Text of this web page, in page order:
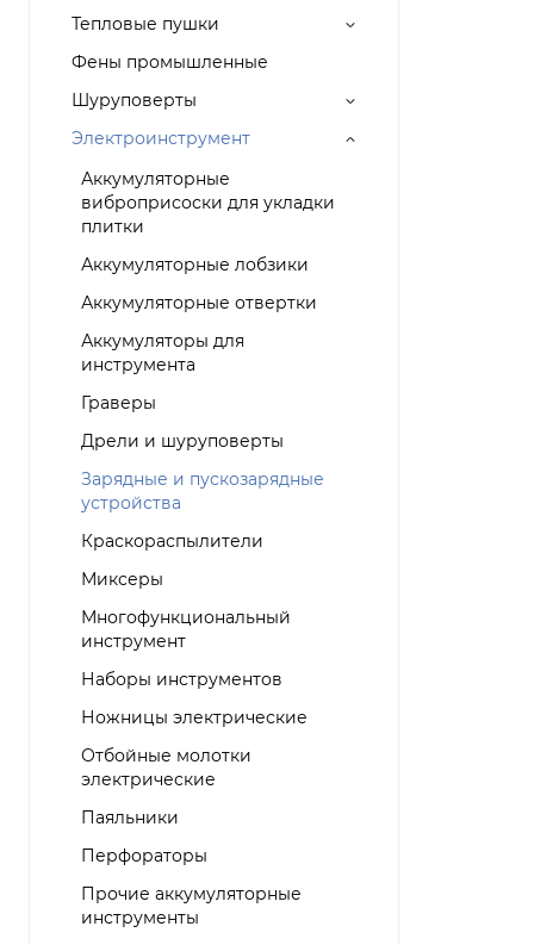
Тепловые пушки
Фены промышленные
Шуруповерты
Электроинструмент
Аккумуляторные
виброприсоски для укладки
плитки
Аккумуляторные лобзики
Аккумуляторные отвертки
Аккумуляторы для
инструмента
Граверы
Дрели и шуруповерты
Зарядные и пускозарядные
устройства
Краскораспылители
Миксеры
Многофункциональный
инструмент
Наборы инструментов
Ножницы электрические
Отбойные молотки
электрические
Паяльники
Перфораторы
Прочие аккумуляторные
инструменты